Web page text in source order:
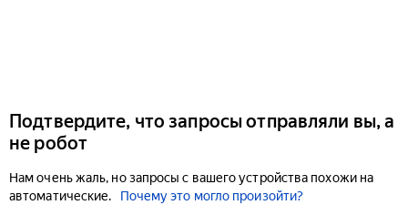
Подтвердите, что запросы отправляли вы, а
не робот
Нам очень жаль, но запросы с вашего устройства похожи на
автоматические.
Почему это могло произойти?